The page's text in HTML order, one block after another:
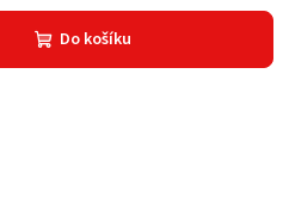
Do košíku